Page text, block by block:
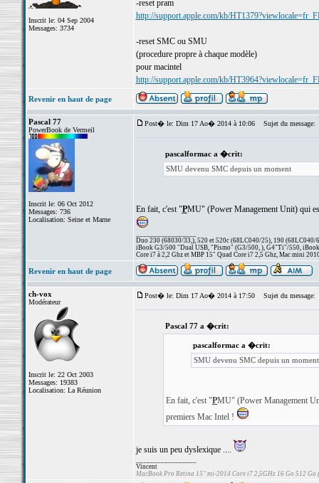
Inscrit le: 04 Sep 2004
Messages: 3734
-reset pram
http://support.apple.com/kb/
-reset SMC ou SMU
(procedure propre à chaque modèle)
pour macintel
http://support.apple.com/kb/
Revenir en haut de page
Pascal 77
PowerBook de Vermeil
Inscrit le: 06 Oct 2012
Messages: 736
Localisation: Seine et Marne
Post� le: Dim 17 Ao� 2014 à 10:06 Sujet du message:
pascalformac a �crit:
SMU devenu SMC depuis un moment
En fait, c'est "PMU" (Power Management Unit) qui
Duo 230 (68030/33,), 520 et 520c (68LC040/25), 190 (68LC040/
iBook G3/500 "Dual USB, "Pismo" (G3/500, ), G4"Ti"/550,
Core i7 à 2,2 Ghz et MBP 15" Quad Core i7 2,5 Ghz, Mac mini
Revenir en haut de page
ch-vox
Modérateur
Inscrit le: 22 Oct 2003
Messages: 19383
Localisation: La Réunion
Post� le: Dim 17 Ao� 2014 à 17:50 Sujet du message:
Pascal 77 a �crit:
pascalformac a �crit:
SMU devenu SMC depuis un moment
En fait, c'est "PMU" (Power Management
premiers Mac Intel !
je suis un peu dyslexique ....
Vincent
MacBook Pro Retina 15" mi-2014 Core i7 2,5GHz 16 Go 512 Go